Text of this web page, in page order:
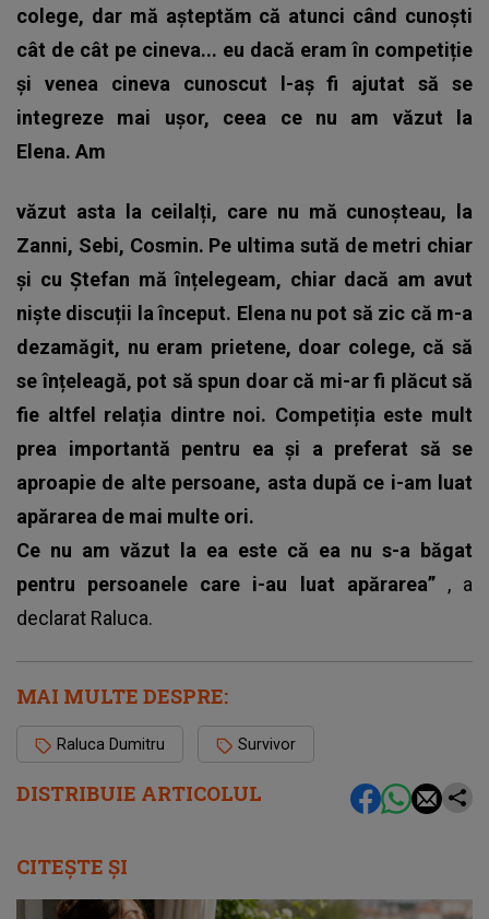
DISTRIBUIE ARTICOLUL
colege, dar mă așteptăm că atunci când cunoști
cât de cât pe cineva... eu dacă eram în competiție
și venea cineva cunoscut l-aș fi ajutat să se
integreze mai ușor, ceea ce nu am văzut la
Elena. Am
văzut asta la ceilalți, care nu mă cunoșteau, la
Zanni, Sebi, Cosmin. Pe ultima sută de metri chiar
și cu Ștefan mă înțelegeam, chiar dacă am avut
niște discuții la început. Elena nu pot să zic că m-a
dezamăgit, nu eram prietene, doar colege, că să
se înțeleagă, pot să spun doar că mi-ar fi plăcut să
fie altfel relația dintre noi. Competiția este mult
prea importantă pentru ea și a preferat să se
aproapie de alte persoane, asta după ce i-am luat
apărarea de mai multe ori.
Ce nu am văzut la ea este că ea nu s-a băgat
pentru persoanele care i-au luat apărarea” , a
declarat Raluca.
MAI MULTE DESPRE:
Raluca Dumitru Survivor
CITEȘTE ȘI